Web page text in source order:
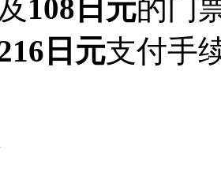
说明：不会对
是全年龄向的
4日前段公演
108日元的门
日元支付手